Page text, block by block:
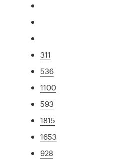
311
536
1100
593
1815
1653
928